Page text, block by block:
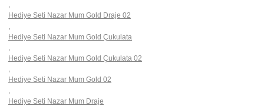
,
Hediye Seti Nazar Mum Gold Draje 02
Hediye Seti Nazar Mum Gold Çukulata
,
Hediye Seti Nazar Mum Gold Çukulata 02
,
Hediye Seti Nazar Mum Gold 02
Hediye Seti Nazar Mum Draje